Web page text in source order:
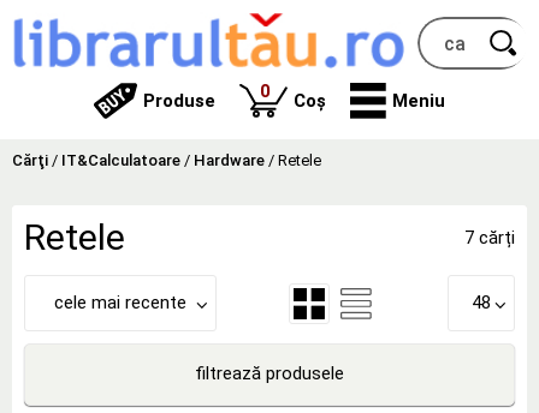
Produse 0produse
Coș Meniu
Cărţi / IT&Calculatoare / Hardware / Retele
Retele 7 cărți
cele mai recente 48
filtrează produsele